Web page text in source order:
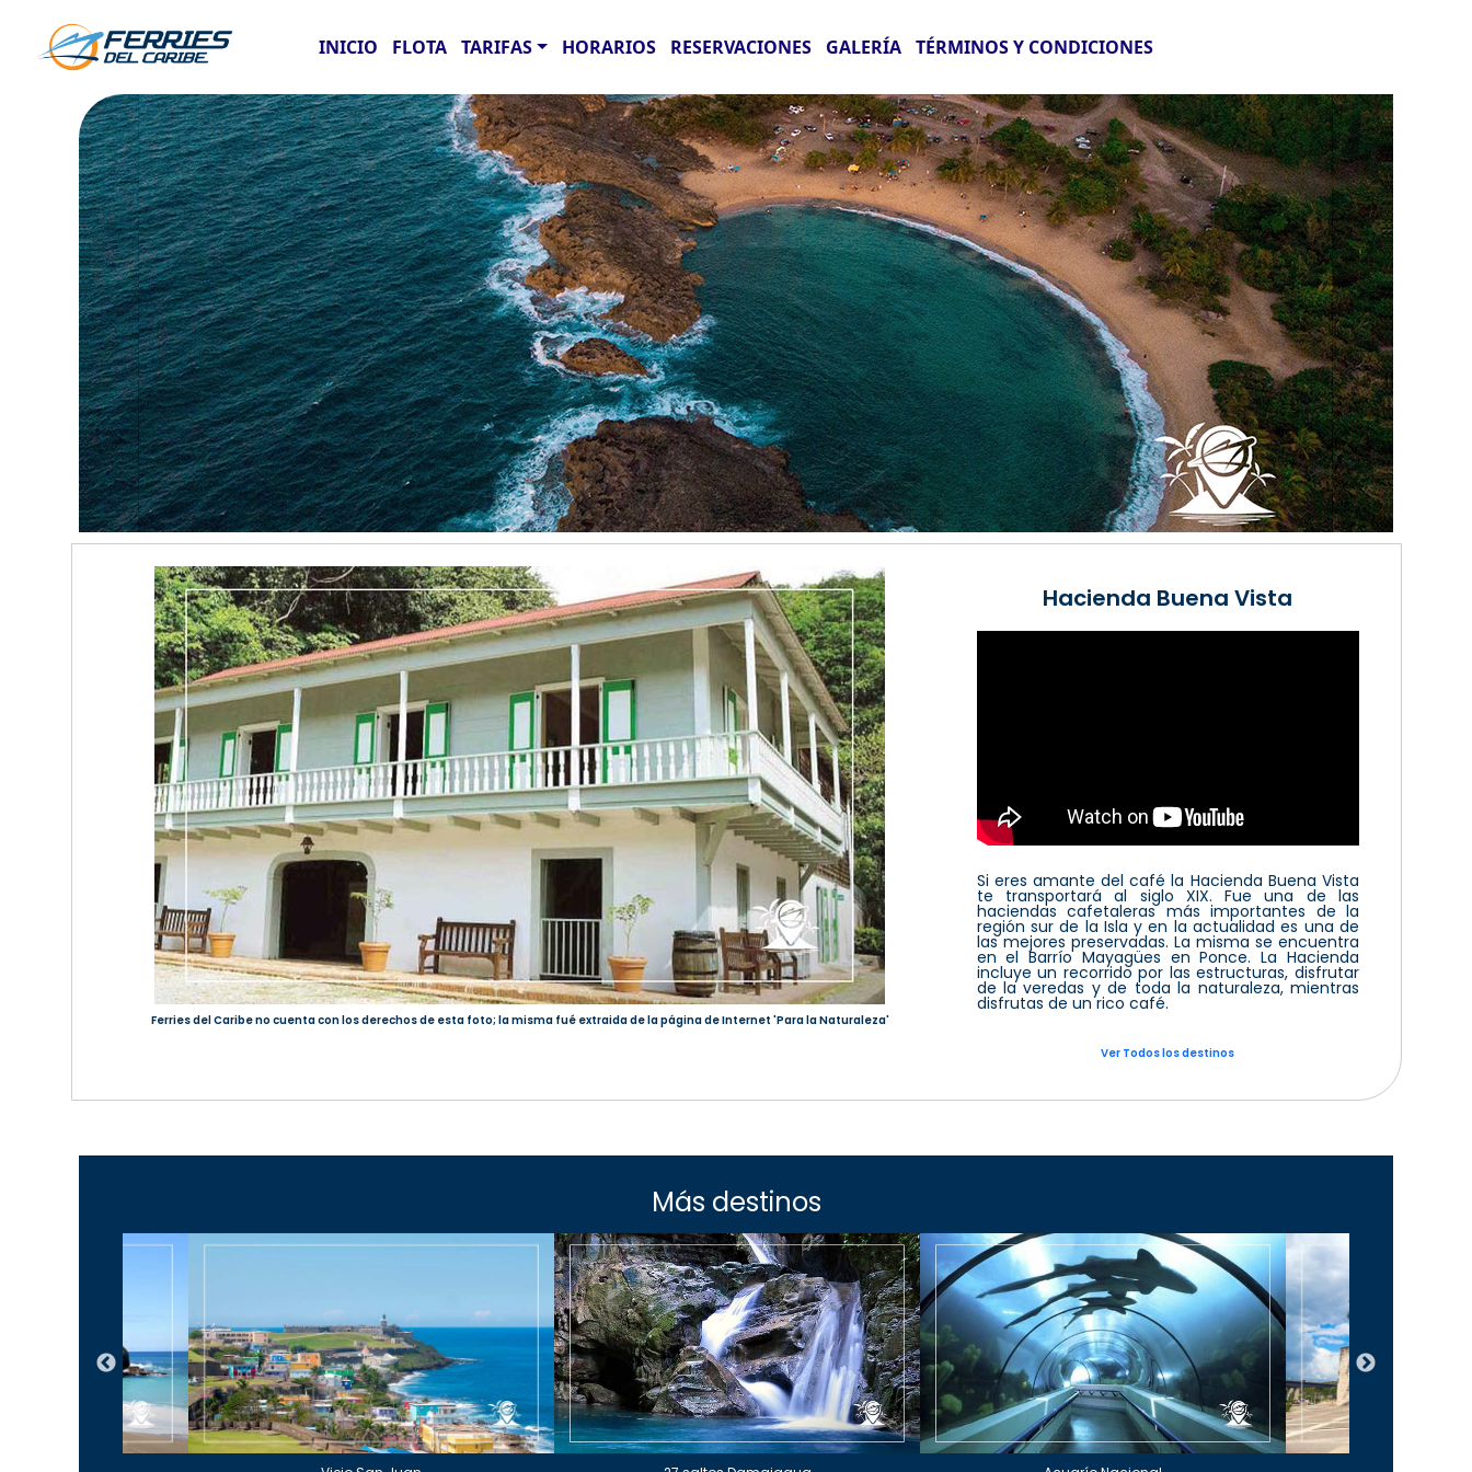
INICIO FLOTA TARIFAS HORARIOS RESERVACIONES GALERÍA TÉRMINOS Y CONDICIONES
Ferries del Caribe no cuenta con los derechos de esta foto; la misma fué extraida de la página de Internet 'Para la Naturaleza'
Hacienda Buena Vista
Si eres amante del café la Hacienda Buena Vista
te transportará al siglo XIX. Fue una de las
haciendas cafetaleras más importantes de la
región sur de la Isla y en la actualidad es una de
las mejores preservadas. La misma se encuentra
en el Barrío Mayagües en Ponce. La Hacienda
incluye un recorrido por las estructuras, disfrutar
de la veredas y de toda la naturaleza, mientras
disfrutas de un rico café.
Ver Todos los destinos
Más destinos